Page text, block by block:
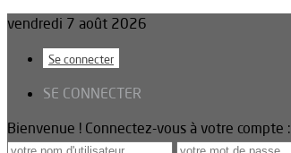
vendredi 7 août 2026
Se connecter
SE CONNECTER
Bienvenue ! Connectez-vous à votre compte :